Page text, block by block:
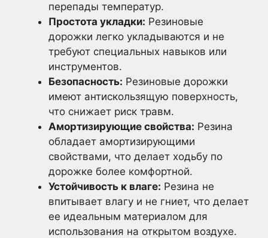
перепады температур.
Простота укладки: Резиновые
дорожки легко укладываются и не
требуют специальных навыков или
инструментов.
Безопасность: Резиновые дорожки
имеют антискользящую поверхность,
что снижает риск травм.
Амортизирующие свойства: Резина
обладает амортизирующими
свойствами, что делает ходьбу по
дорожке более комфортной.
Устойчивость к влаге: Резина не
впитывает влагу и не гниет, что делает
ее идеальным материалом для
использования на открытом воздухе.